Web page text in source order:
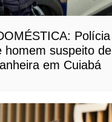
Polícia
homem suspeito de
em Cuiabá